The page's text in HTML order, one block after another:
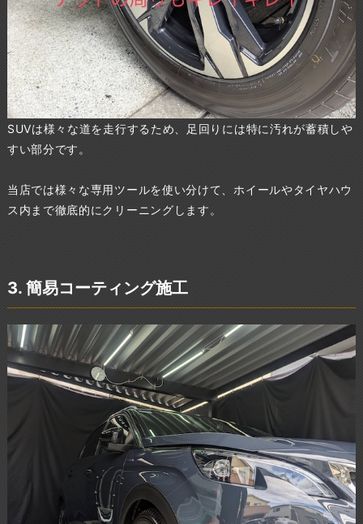
SUVは様々な道を走行するため、足回りには特に汚れが蓄積しや
すい部分です。
当店では様々な専用ツールを使い分けて、ホイールやタイヤハウ
ス内まで徹底的にクリーニングします。
3. 簡易コーティング施工